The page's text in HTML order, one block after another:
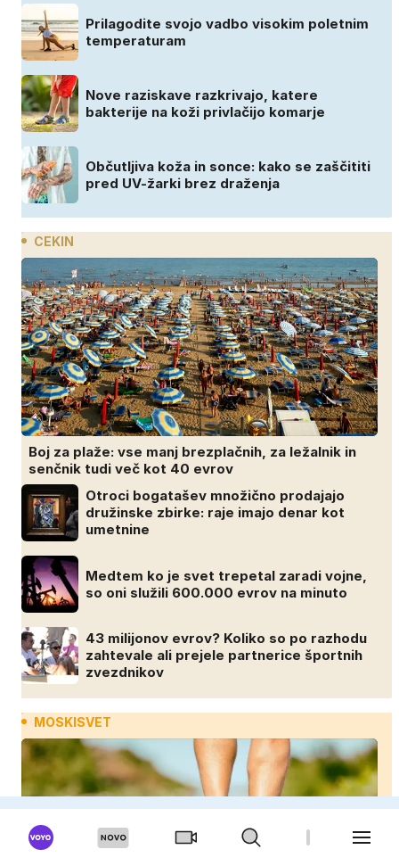
Prilagodite svojo vadbo visokim poletnim
temperaturam
Nove raziskave razkrivajo, katere
bakterije na koži privlačijo komarje
Občutljiva koža in sonce: kako se zaščititi
pred UV-žarki brez draženja
CEKIN
Boj za plaže: vse manj brezplačnih, za ležalnik in
senčnik tudi več kot 40 evrov
Otroci bogatašev množično prodajajo
družinske zbirke: raje imajo denar kot
umetnine
Medtem ko je svet trepetal zaradi vojne,
so oni služili 600.000 evrov na minuto
43 milijonov evrov? Koliko so po razhodu
zahtevale ali prejele partnerice športnih
zvezdnikov
MOSKISVET